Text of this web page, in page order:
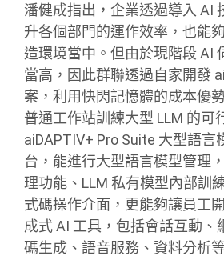
潘健成指出，企業透過導入 AI
升各個部門的運作效率，也能
造環境當中。但由於現階段 AI
當高，因此群聯透過自家開發
案，利用快閃記憶體的成本優
普通工作站訓練大型 LLM 的可
aiDAPTIV+ Pro Suite 大型語言
台，能進行大型語言模型管理
理功能、LLM 私有模型內部訓
式碼操作介面，更能夠讓員工
成式 AI 工具，包括會話互動、
碼生成、語音服務、資料分析